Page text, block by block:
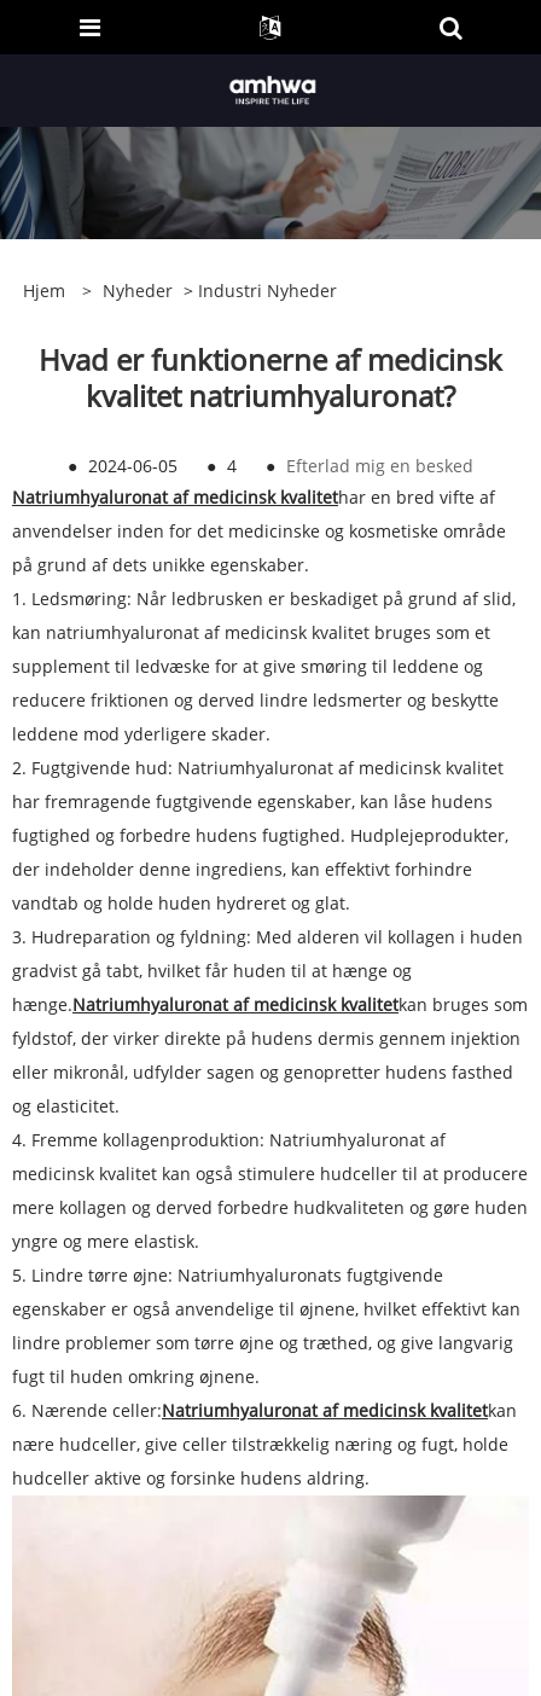
Hjem > Nyheder > Industri Nyheder
Hvad er funktionerne af medicinsk
kvalitet natriumhyaluronat?
● 2024-06-05 ● 4 ● Efterlad mig en besked
Natriumhyaluronat af medicinsk kvalitethar en bred vifte af
anvendelser inden for det medicinske og kosmetiske område
på grund af dets unikke egenskaber.
1. Ledsmøring: Når ledbrusken er beskadiget på grund af slid,
kan natriumhyaluronat af medicinsk kvalitet bruges som et
supplement til ledvæske for at give smøring til leddene og
reducere friktionen og derved lindre ledsmerter og beskytte
leddene mod yderligere skader.
2. Fugtgivende hud: Natriumhyaluronat af medicinsk kvalitet
har fremragende fugtgivende egenskaber, kan låse hudens
fugtighed og forbedre hudens fugtighed. Hudplejeprodukter,
der indeholder denne ingrediens, kan effektivt forhindre
vandtab og holde huden hydreret og glat.
3. Hudreparation og fyldning: Med alderen vil kollagen i huden
gradvist gå tabt, hvilket får huden til at hænge og
hænge.Natriumhyaluronat af medicinsk kvalitetkan bruges som
fyldstof, der virker direkte på hudens dermis gennem injektion
eller mikronål, udfylder sagen og genopretter hudens fasthed
og elasticitet.
4. Fremme kollagenproduktion: Natriumhyaluronat af
medicinsk kvalitet kan også stimulere hudceller til at producere
mere kollagen og derved forbedre hudkvaliteten og gøre huden
yngre og mere elastisk.
5. Lindre tørre øjne: Natriumhyaluronats fugtgivende
egenskaber er også anvendelige til øjnene, hvilket effektivt kan
lindre problemer som tørre øjne og træthed, og give langvarig
fugt til huden omkring øjnene.
6. Nærende celler:Natriumhyaluronat af medicinsk kvalitetkan
nære hudceller, give celler tilstrækkelig næring og fugt, holde
hudceller aktive og forsinke hudens aldring.